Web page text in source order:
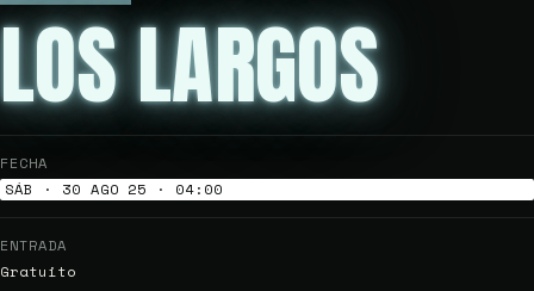
LOS LARGOS
FECHA
SÁB · 30 AGO 25 · 04:00
ENTRADA
Gratuito